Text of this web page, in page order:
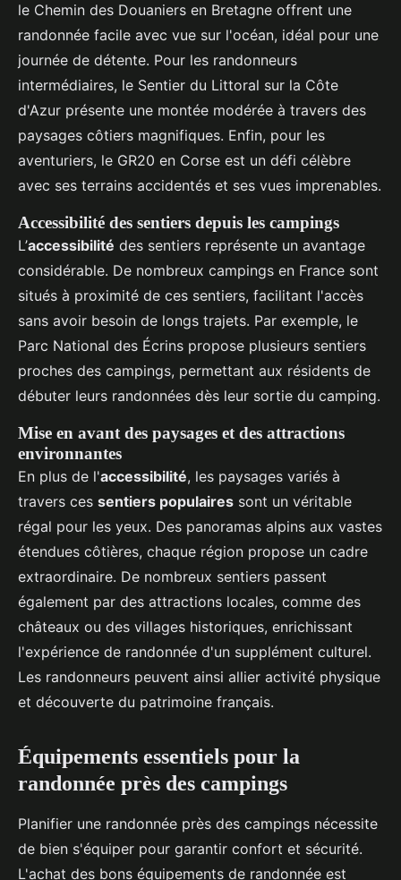
le Chemin des Douaniers en Bretagne offrent une
randonnée facile avec vue sur l'océan, idéal pour une
journée de détente. Pour les randonneurs
intermédiaires, le Sentier du Littoral sur la Côte
d'Azur présente une montée modérée à travers des
paysages côtiers magnifiques. Enfin, pour les
aventuriers, le GR20 en Corse est un défi célèbre
avec ses terrains accidentés et ses vues imprenables.
Accessibilité des sentiers depuis les campings
L’accessibilité des sentiers représente un avantage
considérable. De nombreux campings en France sont
situés à proximité de ces sentiers, facilitant l'accès
sans avoir besoin de longs trajets. Par exemple, le
Parc National des Écrins propose plusieurs sentiers
proches des campings, permettant aux résidents de
débuter leurs randonnées dès leur sortie du camping.
Mise en avant des paysages et des attractions
environnantes
En plus de l'accessibilité, les paysages variés à
travers ces sentiers populaires sont un véritable
régal pour les yeux. Des panoramas alpins aux vastes
étendues côtières, chaque région propose un cadre
extraordinaire. De nombreux sentiers passent
également par des attractions locales, comme des
châteaux ou des villages historiques, enrichissant
l'expérience de randonnée d'un supplément culturel.
Les randonneurs peuvent ainsi allier activité physique
et découverte du patrimoine français.
Équipements essentiels pour la
randonnée près des campings
Planifier une randonnée près des campings nécessite
de bien s'équiper pour garantir confort et sécurité.
L'achat des bons équipements de randonnée est